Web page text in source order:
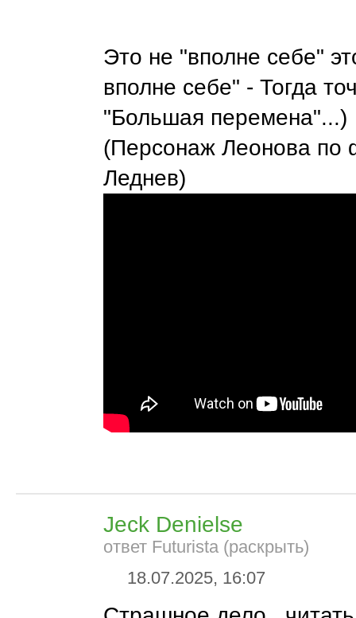
Это не "вполне себе"
вполне себе" - Тогда
"Большая перемена"...)
(Персонаж Леонова по
Леднев)
Jeck Denielse
ответ Futurista (раскрыть)
18.07.2025, 16:07